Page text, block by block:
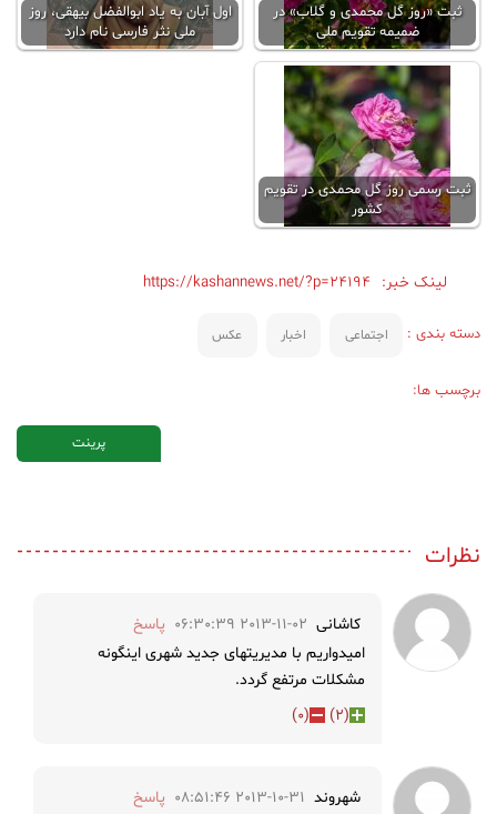
ثبت «روز گل محمدی و گلاب» در
ضمیمه تقویم ملی
اول آبان به یاد ابوالفضل بیهقی، روز
ملی نثر فارسی نام دارد
ثبت رسمی روز گل محمدی در تقویم
کشور
لینک خبر: https://kashannews.net/?p=24194
دسته بندی : اجتماعی اخبار عکس
برچسب ها:
پرینت
نظرات
کاشانی 2013-11-02 06:30:39
پاسخ
امیدواریم با مدیریتهای جدید شهری اینگونه
مشکلات مرتفع گردد.
(
2
)
(
0
)
شهروند 2013-10-31 08:51:46
پاسخ